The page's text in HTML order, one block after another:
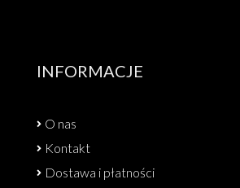
INFORMACJE
O nas
Kontakt
Dostawa i płatności